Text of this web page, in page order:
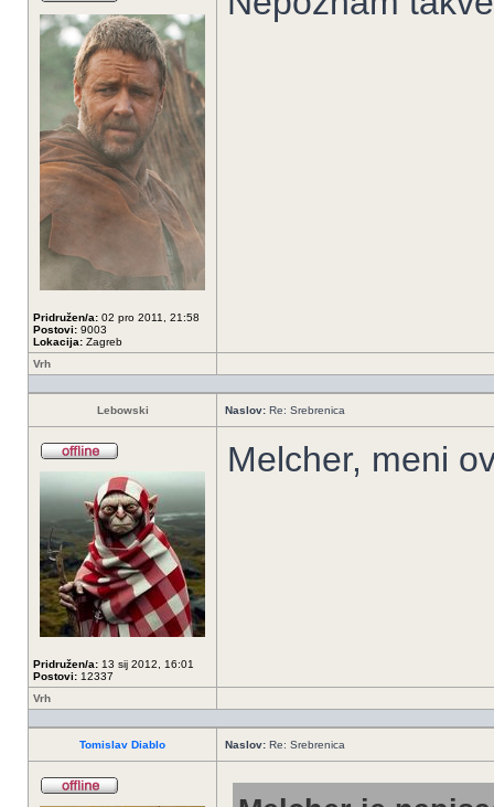
Pridružen/a: 02 pro 2011, 21:58
Postovi: 9003
Lokacija: Zagreb
Vrh
Lebowski Naslov: Re: Srebrenica
Pridružen/a: 13 sij 2012, 16:01
Postovi: 12337
Melcher, meni
Vrh
Tomislav Diablo Naslov: Re: Srebrenica